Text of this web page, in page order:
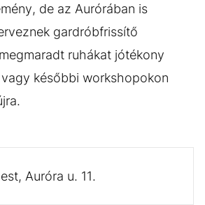
de az Aurórában is
gardróbfrissítő
ruhákat jótékony
későbbi workshopokon
Auróra u. 11.